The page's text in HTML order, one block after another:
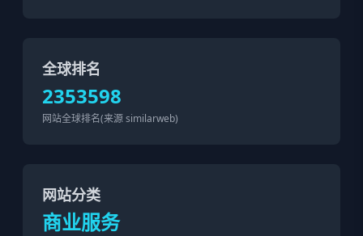
全球排名
2353598
网站全球排名(来源 similarweb)
网站分类
商业服务